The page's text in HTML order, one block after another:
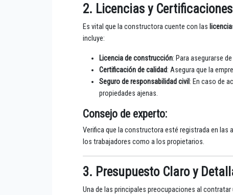
2. Licencias y Certificaciones
Es vital que la constructora cuente con las
incluye:
Licencia de construcción: Para asegurarse
Certificación de calidad: Asegura que la
Seguro de responsabilidad civil: En caso de
propiedades ajenas.
Consejo de experto:
Verifica que la constructora esté registrada en
los trabajadores como a los propietarios.
3. Presupuesto Claro y
Una de las principales preocupaciones al